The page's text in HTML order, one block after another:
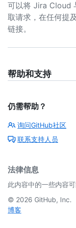
可以将 Jira Cloud
取请求，在任何提
链接。
帮助和支持
仍需帮助？
询问GitHub社区
联系支持人员
法律信息
此内容中的一些内容
© 2026 GitHub, Inc.
博客